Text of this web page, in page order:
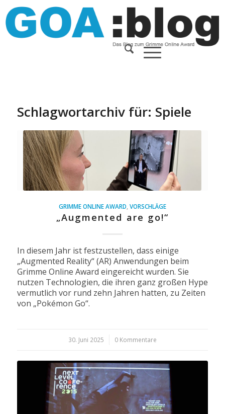
Schlagwortarchiv für: Spiele
GRIMME ONLINE AWARD VORSCHLÄGE
„Augmented are go!“
In diesem Jahr ist festzustellen, dass einige
„Augmented Reality“ (AR) Anwendungen beim
Grimme Online Award eingereicht wurden. Sie
nutzen Technologien, die ihren ganz großen Hype
vermutlich vor rund zehn Jahren hatten, zu Zeiten
von „Pokémon Go“.
30. Juni 2025 0 Kommentare